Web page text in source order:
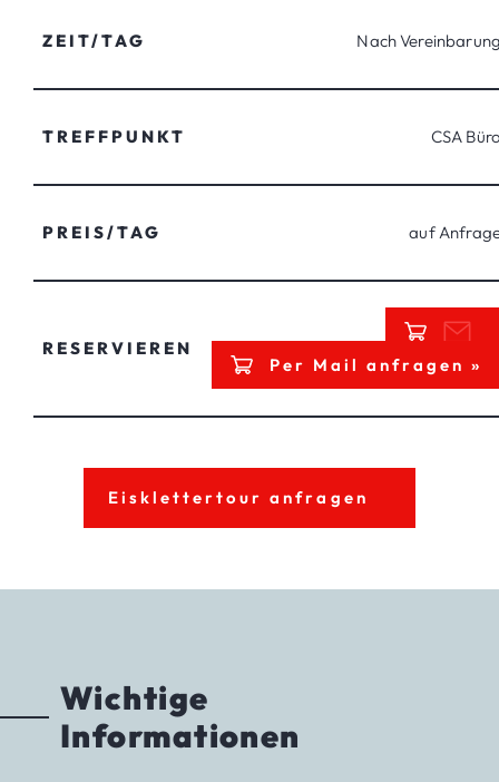
ZEIT/TAG Nach
TREFFPUNKT CSA
PREIS/TAG auf
RESERVIEREN
Per Mail anfragen »
Eisklettertour anfragen
Wichtige
Informationen